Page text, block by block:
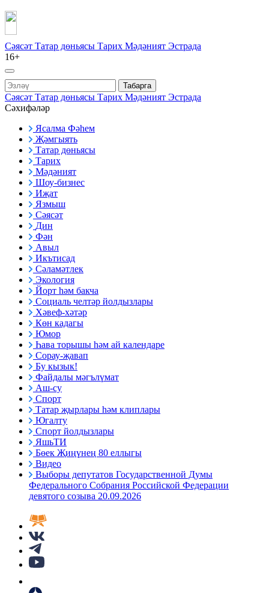
Сәясәт Татар дөньясы Тарих Мәдәният Эстрада
16+
Табарга
Сәясәт Татар дөньясы Тарих Мәдәният Эстрада
Сәхифәләр
Ясалма Фәһем
Җәмгыять
Татар дөньясы
Тарих
Мәдәният
Шоу-бизнес
Иҗат
Язмыш
Сәясәт
Дин
Фән
Авыл
Икътисад
Сәламәтлек
Экология
Йорт һәм бакча
Социаль челтәр йолдызлары
Хәвеф-хәтәр
Көн кадагы
Юмор
Һава торышы һәм ай календаре
Сорау-җавап
Бу кызык!
Файдалы мәгълүмат
Аш-су
Спорт
Татар җырлары һәм клиплары
Югалту
Спорт йолдызлары
ЯшьТИ
Бөек Җиңүнең 80 еллыгы
Видео
Выборы депутатов Государственной Думы
Федерального Собрания Российской Федерации
девятого созыва 20.09.2026